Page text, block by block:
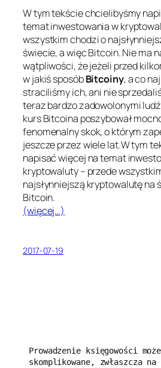
W tym tekście chcielibyśmy
temat inwestowania w
wszystkim chodzi o
świecie, a więc Bitcoin. Nie ma
wątpliwości, że jeżeli przed
w jakiś sposóbBitcoiny, a co
straciliśmy ich, ani nie
teraz bardzo zadowolonymi
kurs Bitcoina poszybował
fenomenalny skok, o którym
jeszcze przez wiele lat.W tym
napisać więcej na temat
kryptowaluty – przede
najsłynniejszą kryptowalutę na
Bitcoin.
(więcej…)
2017-07-19
Prowadzenie księgowości
skomplikowane, zwłaszcza na